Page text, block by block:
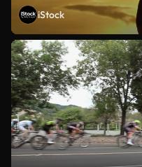
iStock